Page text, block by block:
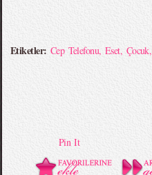
Etiketler: Cep Telefonu,Eset, Çocuk,
Pin It